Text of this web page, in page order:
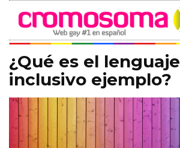
¿Qué es el lenguaje
inclusivo ejemplo?